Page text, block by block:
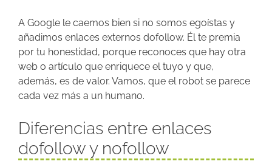
A Google le caemos bien si no somos egoístas y
añadimos enlaces externos dofollow. Él te premia
por tu honestidad, porque reconoces que hay otra
web o artículo que enriquece el tuyo y que,
además, es de valor. Vamos, que el robot se parece
cada vez más a un humano.
Diferencias entre enlaces
dofollow y nofollow